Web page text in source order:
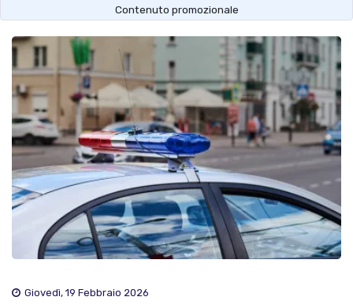
Contenuto promozionale
Giovedì, 19 Febbraio 2026